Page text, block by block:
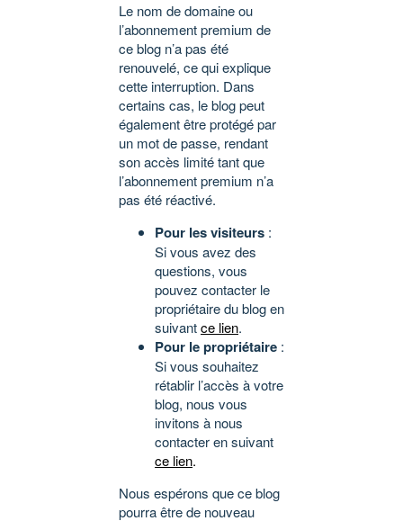
Le nom de domaine ou
l’abonnement premium de
ce blog n’a pas été
renouvelé, ce qui explique
cette interruption. Dans
certains cas, le blog peut
également être protégé par
un mot de passe, rendant
son accès limité tant que
l’abonnement premium n’a
pas été réactivé.
Pour les visiteurs :
Si vous avez des
questions, vous
pouvez contacter le
propriétaire du blog en
suivantce lien.
Pour le propriétaire :
Si vous souhaitez
rétablir l’accès à votre
blog, nous vous
invitons à nous
contacter en suivant
ce lien.
Nous espérons que ce blog
pourra être de nouveau